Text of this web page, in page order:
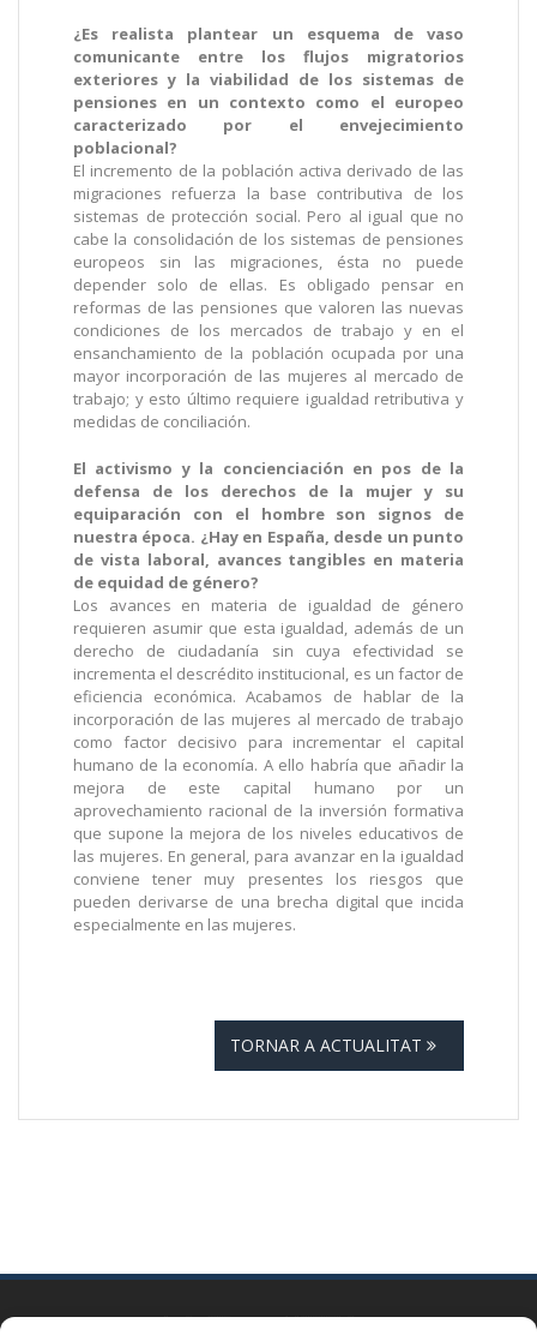
¿Es realista plantear un esquema de vaso
comunicante entre los flujos migratorios
exteriores y la viabilidad de los sistemas de
pensiones en un contexto como el europeo
caracterizado por el envejecimiento
poblacional?
El incremento de la población activa derivado de las
migraciones refuerza la base contributiva de los
sistemas de protección social. Pero al igual que no
cabe la consolidación de los sistemas de pensiones
europeos sin las migraciones, ésta no puede
depender solo de ellas. Es obligado pensar en
reformas de las pensiones que valoren las nuevas
condiciones de los mercados de trabajo y en el
ensanchamiento de la población ocupada por una
mayor incorporación de las mujeres al mercado de
trabajo; y esto último requiere igualdad retributiva y
medidas de conciliación.
El activismo y la concienciación en pos de la
defensa de los derechos de la mujer y su
equiparación con el hombre son signos de
nuestra época. ¿Hay en España, desde un punto
de vista laboral, avances tangibles en materia
de equidad de género?
Los avances en materia de igualdad de género
requieren asumir que esta igualdad, además de un
derecho de ciudadanía sin cuya efectividad se
incrementa el descrédito institucional, es un factor de
eficiencia económica. Acabamos de hablar de la
incorporación de las mujeres al mercado de trabajo
como factor decisivo para incrementar el capital
humano de la economía. A ello habría que añadir la
mejora de este capital humano por un
aprovechamiento racional de la inversión formativa
que supone la mejora de los niveles educativos de
las mujeres. En general, para avanzar en la igualdad
conviene tener muy presentes los riesgos que
pueden derivarse de una brecha digital que incida
especialmente en las mujeres.
TORNAR A ACTUALITAT